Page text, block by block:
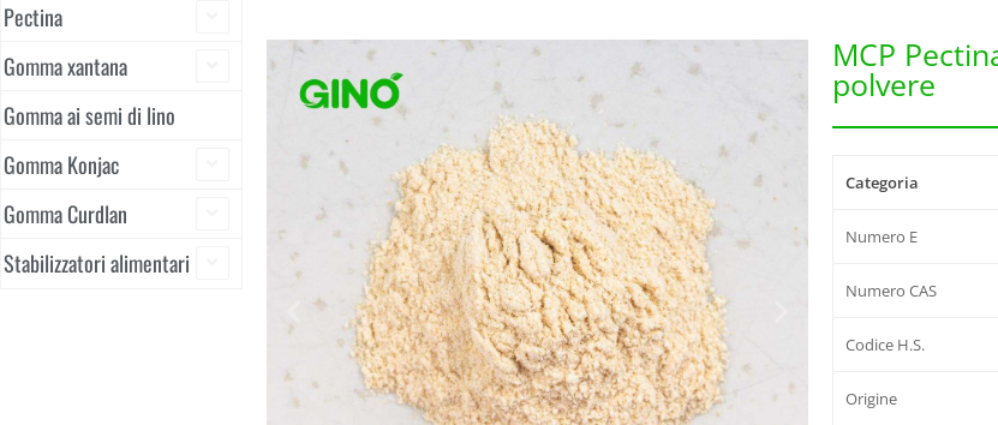
Pectina
Gomma xantana
Gomma ai semi di lino
Gomma Konjac
Gomma Curdlan
Stabilizzatori alimentari
MCP
polvere
Categoria
Numero E
Numero CAS
Codice H.S.
Origine